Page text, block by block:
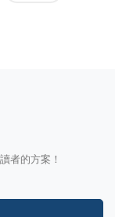
者的方案！